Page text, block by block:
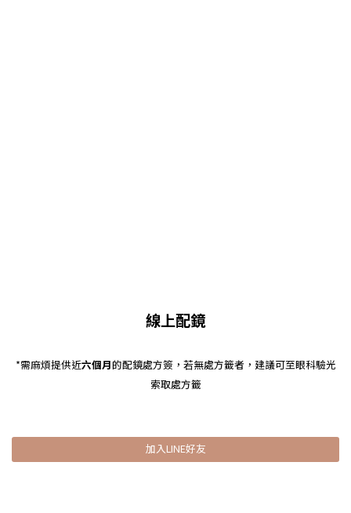
線上配鏡
*需麻煩提供近六個月的配鏡處方簽，若無處方籤者，建議可至眼科驗光
索取處方籤
加入LINE好友